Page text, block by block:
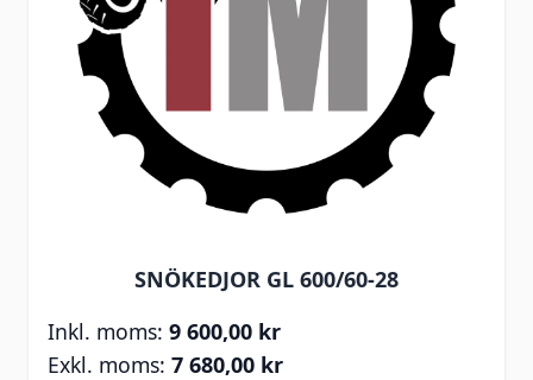
SNÖKEDJOR GL 600/60-28
9 600,00 kr
7 680,00 kr